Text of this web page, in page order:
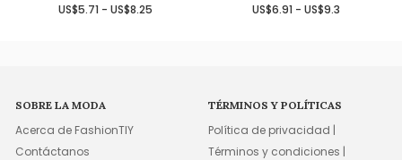
US$5.71 - US$8.25 US$6.91 - US$9.3
SOBRE LA MODA
Acerca de FashionTIY
Contáctanos
TÉRMINOS Y POLÍTICAS
Política de privacidad |
Términos y condiciones |